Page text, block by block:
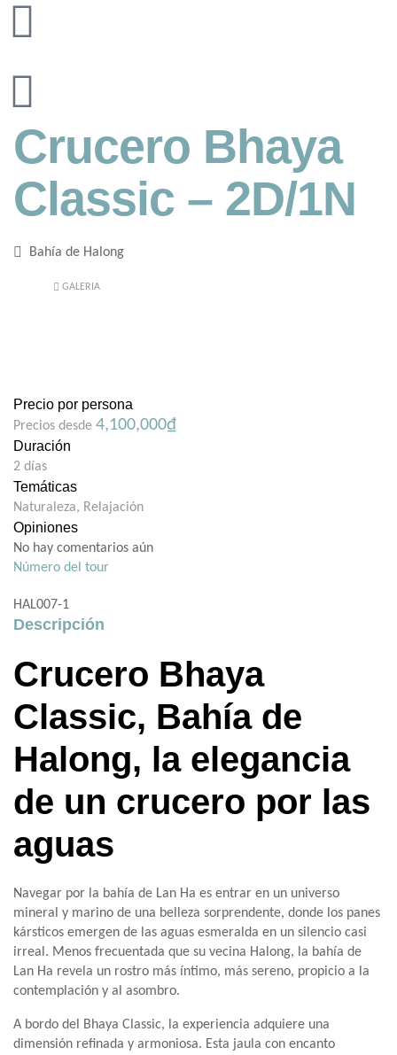
Crucero Bhaya
Classic – 2D/1N
Bahía de Halong
GALERIA
Precio por persona
Precios desde 4,100,000₫
Duración
2 días
Temáticas
Naturaleza, Relajación
Opiniones
No hay comentarios aún
Número del tour
HAL007-1
Descripción
Crucero Bhaya
Classic, Bahía de
Halong, la elegancia
de un crucero por las
aguas
Navegar por la bahía de Lan Ha es entrar en un universo
mineral y marino de una belleza sorprendente, donde los panes
kársticos emergen de las aguas esmeralda en un silencio casi
irreal. Menos frecuentada que su vecina Halong, la bahía de
Lan Ha revela un rostro más íntimo, más sereno, propicio a la
contemplación y al asombro.
A bordo del Bhaya Classic, la experiencia adquiere una
dimensión refinada y armoniosa. Esta jaula con encanto